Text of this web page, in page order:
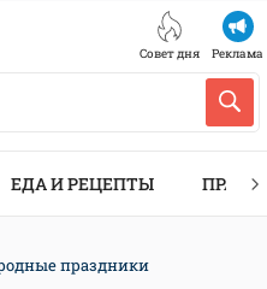
Совет дня Реклама
ЕДА И РЕЦЕПТЫ
праздники